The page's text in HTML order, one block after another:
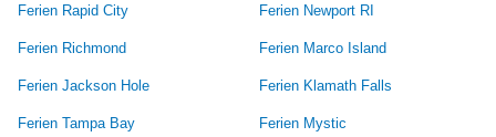
Ferien Rapid City Ferien Newport RI
Ferien Richmond Ferien Marco Island
Ferien Jackson Hole Ferien Klamath Falls
Ferien Tampa Bay Ferien Mystic